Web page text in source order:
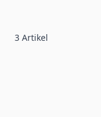
3 Artikel